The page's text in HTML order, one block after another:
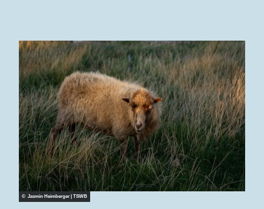
© Jasmin Heimberger | TSWB